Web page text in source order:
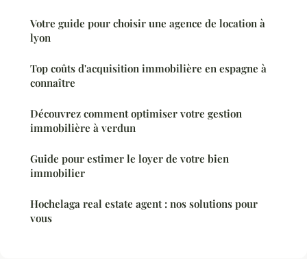
Votre guide pour choisir une agence de location à
lyon
Top coûts d'acquisition immobilière en espagne à
connaître
Découvrez comment optimiser votre gestion
immobilière à verdun
Guide pour estimer le loyer de votre bien
immobilier
Hochelaga real estate agent : nos solutions pour
vous